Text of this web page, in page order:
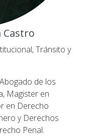
Castro
Tránsito y
de los
Magister en
en Derecho
y Derechos
Penal.